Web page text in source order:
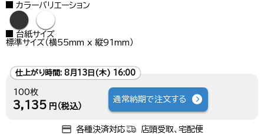
カラーバリエーション
● ●
台紙サイズ
標準サイズ（横55mm x 縦91mm）
仕上がり時間: 8月13日(木) 16:00
100枚
3,135 円（税込）
通常納期で注文する
各種決済対応 店頭受取、宅配便